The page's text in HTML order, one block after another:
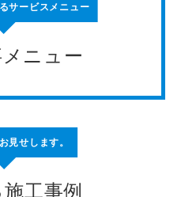
サービスメニュー
ニュー
見せします。
工事例